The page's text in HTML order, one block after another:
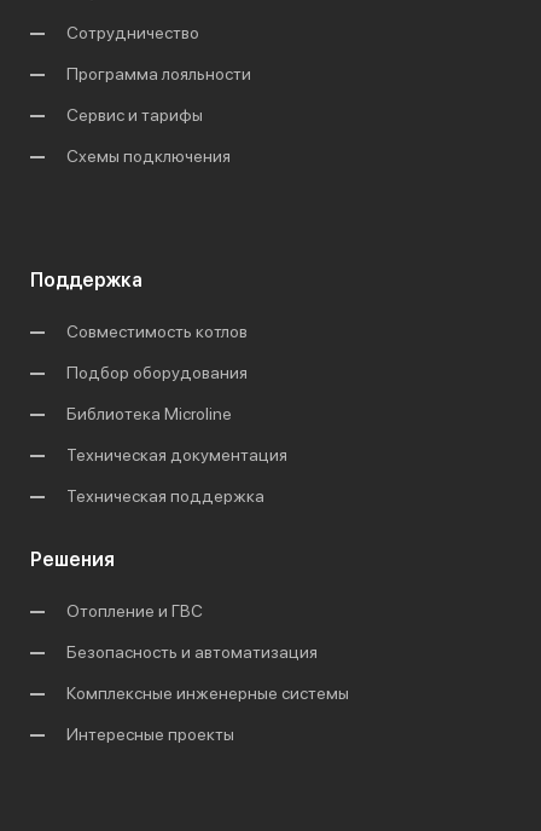
Сотрудничество
Программа лояльности
Сервис и тарифы
Схемы подключения
Поддержка
Совместимость котлов
Подбор оборудования
Библиотека Microline
Техническая документация
Техническая поддержка
Решения
Отопление и ГВС
Безопасность и автоматизация
Комплексные инженерные системы
Интересные проекты